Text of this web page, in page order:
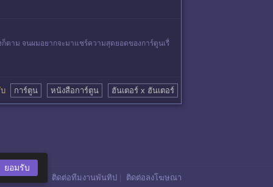
ตาม จนผมอยากจะมาแชร์ความสุดยอดของการ์ตูนเรื่
การ์ตูน หนังสือการ์ตูน ฮันเตอร์ x ฮันเตอร์
ติดต่อทีมงานพันทิป ติดต่อลงโฆษณา
ยอมรับ